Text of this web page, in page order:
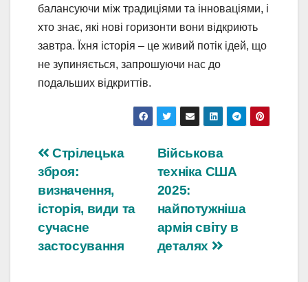
балансуючи між традиціями та інноваціями, і
хто знає, які нові горизонти вони відкриють
завтра. Їхня історія – це живий потік ідей, що
не зупиняється, запрошуючи нас до
подальших відкриттів.
Навігація
записів
Військова
техніка США
2025:
найпотужніша
армія світу в
деталях
Стрілецька
зброя:
визначення,
історія, види та
сучасне
застосування